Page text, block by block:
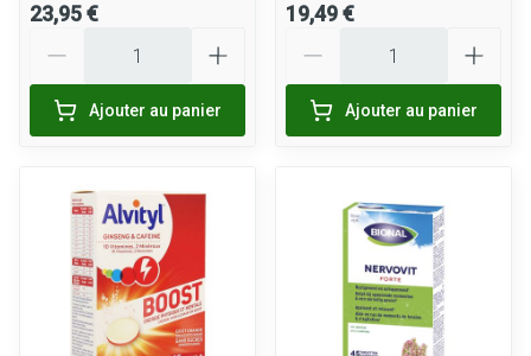
23,95 €
Ajouter au panier
19,49 €
Ajouter au panier